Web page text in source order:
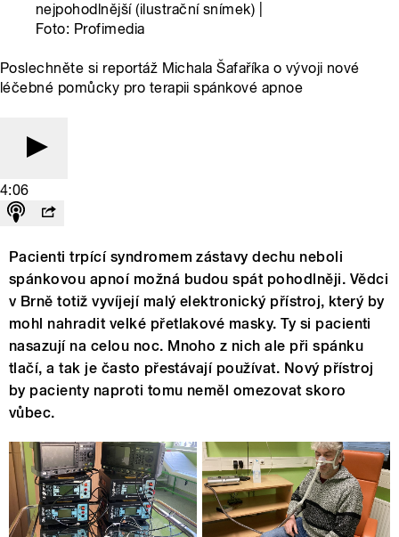
nejpohodlnější (ilustrační snímek) |
Foto: Profimedia
Poslechněte si reportáž Michala Šafaříka o vývoji nové
léčebné pomůcky pro terapii spánkové apnoe
4:06
Pacienti trpící syndromem zástavy dechu neboli
spánkovou apnoí možná budou spát pohodlněji. Vědci
v Brně totiž vyvíjejí malý elektronický přístroj, který by
mohl nahradit velké přetlakové masky. Ty si pacienti
nasazují na celou noc. Mnoho z nich ale při spánku
tlačí, a tak je často přestávají používat. Nový přístroj
by pacienty naproti tomu neměl omezovat skoro
vůbec.